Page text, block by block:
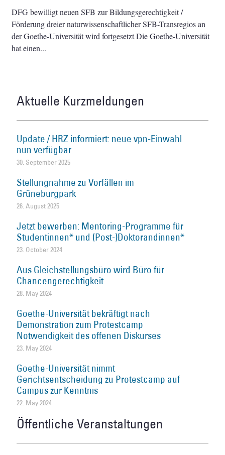
DFG bewilligt neuen SFB zur Bildungsgerechtigkeit /
Förderung dreier naturwissenschaftlicher SFB-Transregios an
der Goethe-Universität wird fortgesetzt Die Goethe-Universität
hat einen
Aktuelle Kurzmeldungen
Update / HRZ informiert: neue vpn-Einwahl
nun verfügbar
30. September 2025
Stellungnahme zu Vorfällen im
Grüneburgpark
26. August 2025
Jetzt bewerben: Mentoring-Programme für
Studentinnen* und (Post-)Doktorandinnen*
23. October 2024
Aus Gleichstellungsbüro wird Büro für
Chancengerechtigkeit
28. May 2024
Goethe-Universität bekräftigt nach
Demonstration zum Protestcamp
Notwendigkeit des offenen Diskurses
23. May 2024
Goethe-Universität nimmt
Gerichtsentscheidung zu Protestcamp auf
Campus zur Kenntnis
22. May 2024
Öffentliche Veranstaltungen